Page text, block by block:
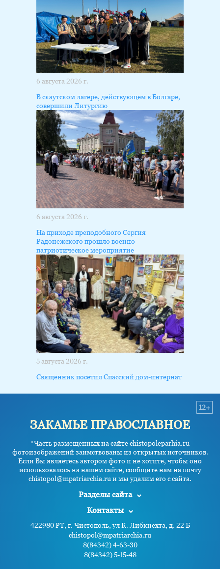
6 августа 2026 г.
В скаутском лагере, действующем в Болгаре,
совершили Литургию
6 августа 2026 г.
На приходе преподобного Сергия
Радонежского прошло военно-
патриотическое мероприятие
5 августа 2026 г.
Священник посетил Спасский дом-интернат
ЗАКАМЬЕ ПРАВОСЛАВНОЕ
*Часть размещенных на сайте chistopoleparhia.ru
фотоизображений заимствованы из открытых источников.
Если Вы являетесь автором фото и не хотите, чтобы оно
использовалось на нашем сайте, сообщите нам на почту
chistopol@mpatriarchia.ru и мы удалим его с сайта.
12+
Разделы сайта
Контакты
422980 РТ, г. Чистополь, ул К. Либкнехта, д. 22 Б
chistopol@mpatriarchia.ru
8(84342) 4-63-30
8(84342) 5-15-48